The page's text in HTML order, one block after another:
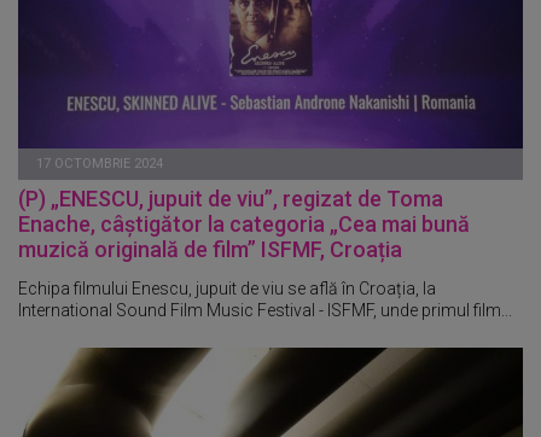
17 OCTOMBRIE 2024
(P) „ENESCU, jupuit de viu”, regizat de Toma
Enache, câștigător la categoria „Cea mai bună
muzică originală de film” ISFMF, Croația
Echipa filmului Enescu, jupuit de viu se află în Croația, la
International Sound Film Music Festival - ISFMF, unde primul film...